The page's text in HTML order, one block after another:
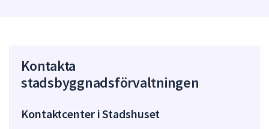
Kontakta
stadsbyggnadsförvaltningen
Kontaktcenter i Stadshuset